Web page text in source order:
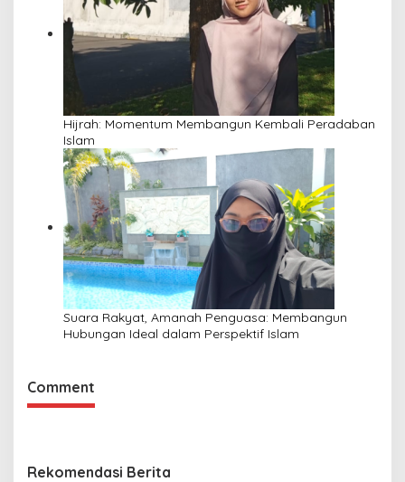
Hijrah: Momentum Membangun Kembali Peradaban
Islam
Suara Rakyat, Amanah Penguasa: Membangun
Hubungan Ideal dalam Perspektif Islam
Comment
Rekomendasi Berita